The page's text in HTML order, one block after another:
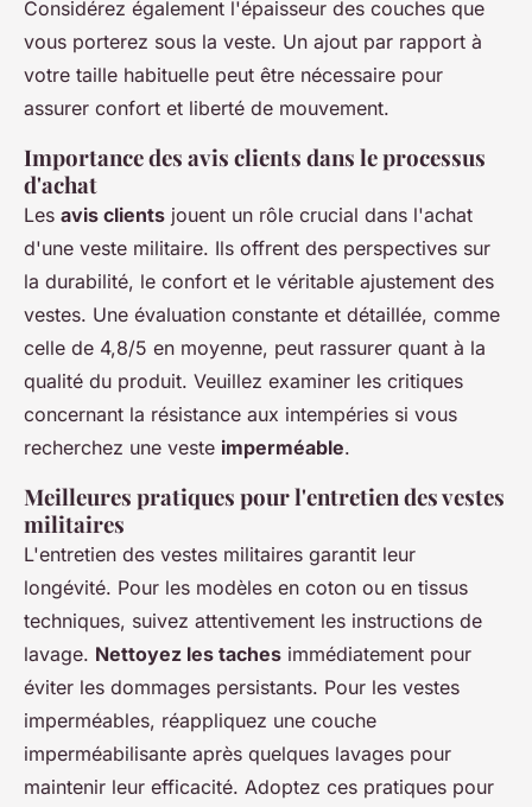
Considérez également l'épaisseur des couches que
vous porterez sous la veste. Un ajout par rapport à
votre taille habituelle peut être nécessaire pour
assurer confort et liberté de mouvement.
Importance des avis clients dans le processus
d'achat
Les avis clients jouent un rôle crucial dans l'achat
d'une veste militaire. Ils offrent des perspectives sur
la durabilité, le confort et le véritable ajustement des
vestes. Une évaluation constante et détaillée, comme
celle de 4,8/5 en moyenne, peut rassurer quant à la
qualité du produit. Veuillez examiner les critiques
concernant la résistance aux intempéries si vous
recherchez une veste imperméable.
Meilleures pratiques pour l'entretien des vestes
militaires
L'entretien des vestes militaires garantit leur
longévité. Pour les modèles en coton ou en tissus
techniques, suivez attentivement les instructions de
lavage. Nettoyez les taches immédiatement pour
éviter les dommages persistants. Pour les vestes
imperméables, réappliquez une couche
imperméabilisante après quelques lavages pour
maintenir leur efficacité. Adoptez ces pratiques pour